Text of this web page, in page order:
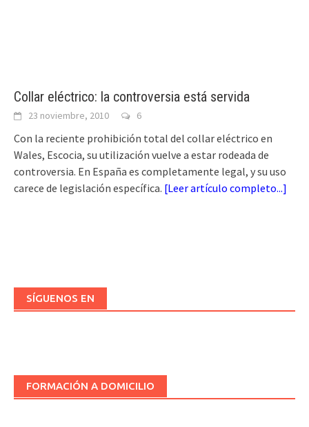
Collar eléctrico: la controversia está servida
23 noviembre, 2010 6
Con la reciente prohibición total del collar eléctrico en
Wales, Escocia, su utilización vuelve a estar rodeada de
controversia. En España es completamente legal, y su uso
carece de legislación específica. [Leer artículo completo...]
SÍGUENOS EN
FORMACIÓN A DOMICILIO